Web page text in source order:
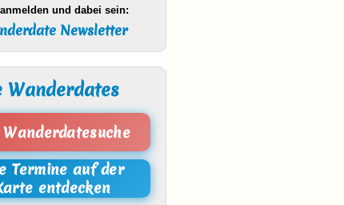
und dabei sein:
Newsletter
Wanderdates
Termine auf der
entdecken